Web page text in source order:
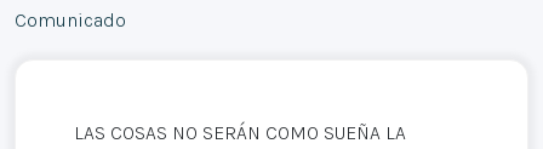
Comunicado
LAS COSAS NO SERÁN COMO SUEÑA LA